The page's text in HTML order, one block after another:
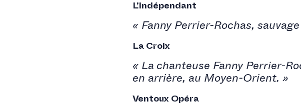
L’Indépendant
« Fanny Perrier-Rochas,
La Croix
« La chanteuse Fanny Perrier-
en arrière, au Moyen-Orient. »
Ventoux Opéra